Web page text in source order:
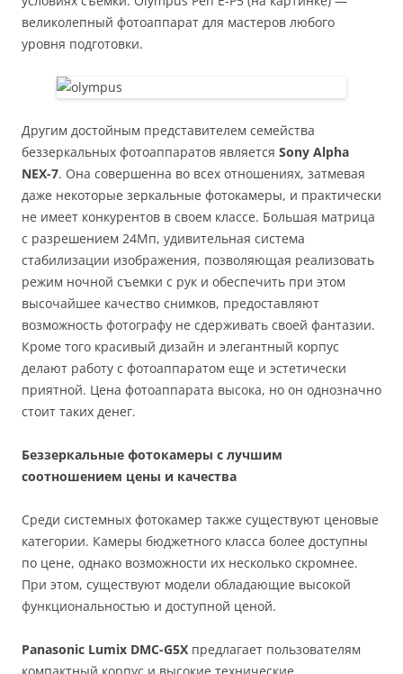
великолепный фотоаппарат для мастеров любого
уровня подготовки.
Другим достойным представителем семейства
беззеркальных фотоаппаратов является Sony Alpha
NEX-7. Она совершенна во всех отношениях, затмевая
даже некоторые зеркальные фотокамеры, и практически
не имеет конкурентов в своем классе. Большая матрица
с разрешением 24Мп, удивительная система
стабилизации изображения, позволяющая реализовать
режим ночной съемки с рук и обеспечить при этом
высочайшее качество снимков, предоставляют
возможность фотографу не сдерживать своей фантазии.
Кроме того красивый дизайн и элегантный корпус
делают работу с фотоаппаратом еще и эстетически
приятной. Цена фотоаппарата высока, но он однозначно
стоит таких денег.
Беззеркальные фотокамеры с лучшим
соотношением цены и качества
Среди системных фотокамер также существуют ценовые
категории. Камеры бюджетного класса более доступны
по цене, однако возможности их несколько скромнее.
При этом, существуют модели обладающие высокой
функциональностью и доступной ценой.
Panasonic Lumix DMC-G5X предлагает пользователям